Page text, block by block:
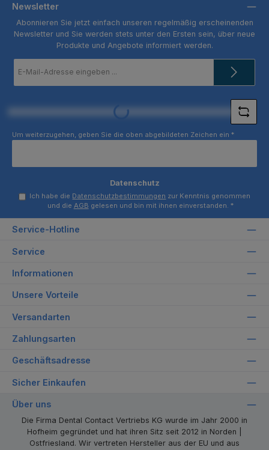
Newsletter
Abonnieren Sie jetzt einfach unseren regelmäßig erscheinenden
Newsletter und Sie werden stets unter den Ersten sein, über neue
Produkte und Angebote informiert werden.
Mail-
Loading...
Um weiterzugehen, geben Sie die oben abgebildeten Zeichen ein *
Datenschutz
Ich habe die Datenschutzbestimmungen zur Kenntnis genommen
und die AGB gelesen und bin mit ihnen einverstanden. *
Service-Hotline
Service
Informationen
Unsere Vorteile
Versandarten
Zahlungsarten
Geschäftsadresse
Sicher Einkaufen
Über uns
Die Firma Dental Contact Vertriebs KG wurde im Jahr 2000 in
Hofheim gegründet und hat ihren Sitz seit 2012 in Norden |
Ostfriesland. Wir vertreten Hersteller aus der EU und aus